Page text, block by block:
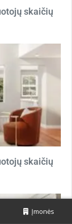
skaičių
skaičių
Įmonės